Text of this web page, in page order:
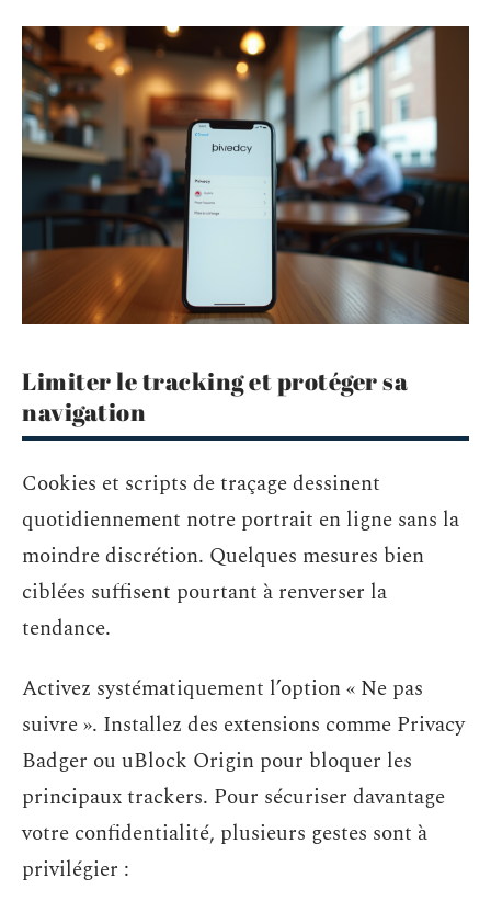
Limiter le tracking et protéger sa
navigation
Cookies et scripts de traçage dessinent
quotidiennement notre portrait en ligne sans la
moindre discrétion. Quelques mesures bien
ciblées suffisent pourtant à renverser la
tendance.
Activez systématiquement l’option « Ne pas
suivre ». Installez des extensions comme Privacy
Badger ou uBlock Origin pour bloquer les
principaux trackers. Pour sécuriser davantage
votre confidentialité, plusieurs gestes sont à
privilégier :